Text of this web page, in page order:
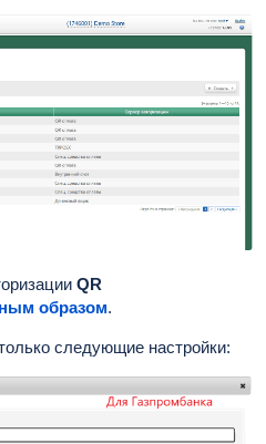
QR
образом.
следующие настройки: